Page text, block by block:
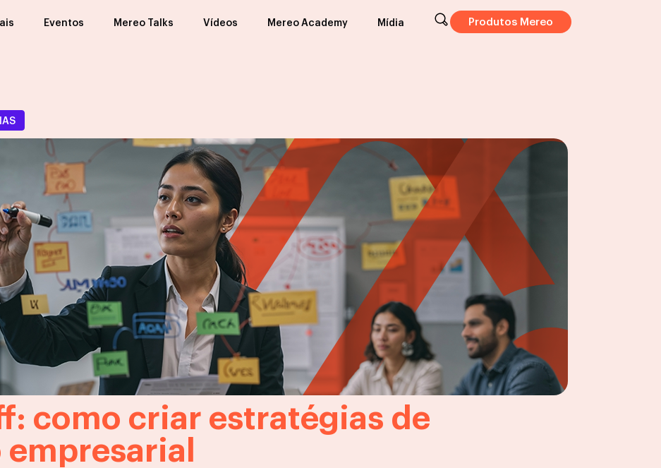
Eventos Mereo Talks Vídeos Mereo Academy Mídia Produtos Mereo
como criar estratégias de